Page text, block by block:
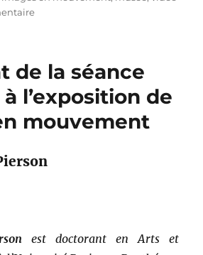
sur
images
mouvement
de la séance
l’exposition de
mouvement
est doctorant en Arts et